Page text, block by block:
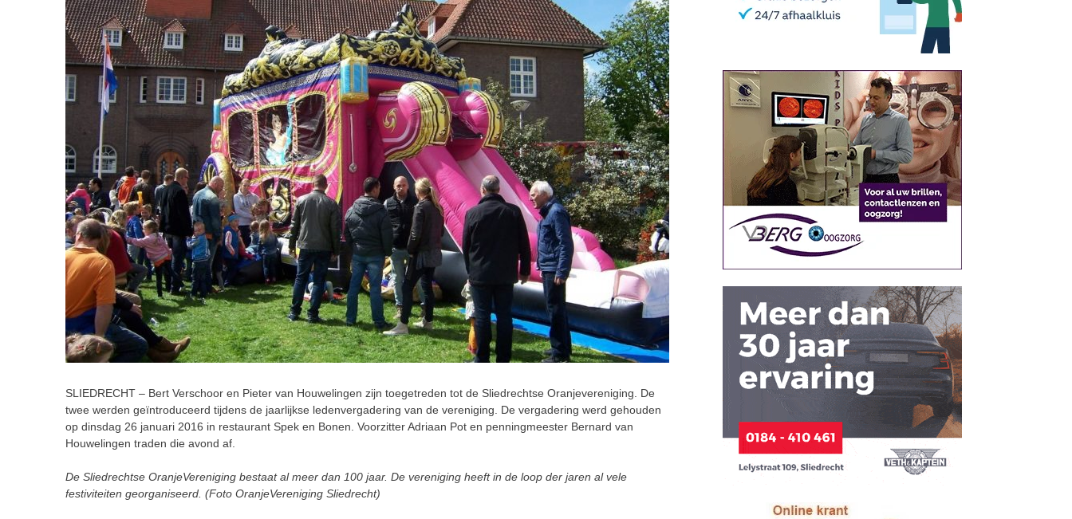
SLIEDRECHT – Bert Verschoor en Pieter van Houwelingen zijn toegetreden tot de Sliedrechtse Oranjevereniging. De
twee werden geïntroduceerd tijdens de jaarlijkse ledenvergadering van de vereniging. De vergadering werd gehouden
op dinsdag 26 januari 2016 in restaurant Spek en Bonen. Voorzitter Adriaan Pot en penningmeester Bernard van
Houwelingen traden die avond af.
De Sliedrechtse OranjeVereniging bestaat al meer dan 100 jaar. De vereniging heeft in de loop der jaren al vele
festiviteiten georganiseerd. (Foto OranjeVereniging Sliedrecht)